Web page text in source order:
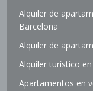
Alquiler de
Barcelona
Alquiler de
Alquiler turístico
Apartamentos en